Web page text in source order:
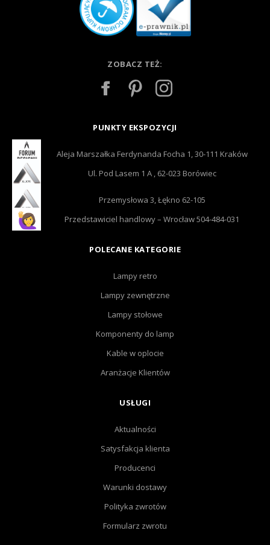
ZOBACZ TEŻ:
PUNKTY EKSPOZYCJI
Aleja Marszałka Ferdynanda Focha 1, 30-111 Kraków
Ul. Pod Lasem 1 A , 62-023 Borówiec
Przemysłowa 3, Łękno 62-105
Przedstawiciel handlowy – Wrocław 504-484-031
POLECANE KATEGORIE
Lampy retro
Lampy zewnętrzne
Lampy stołowe
Komponenty do lamp
Kable w oplocie
Aranżacje Klientów
USŁUGI
Aktualności
Satysfakcja klienta
Producenci
Warunki dostawy
Polityka zwrotów
Formularz zwrotu